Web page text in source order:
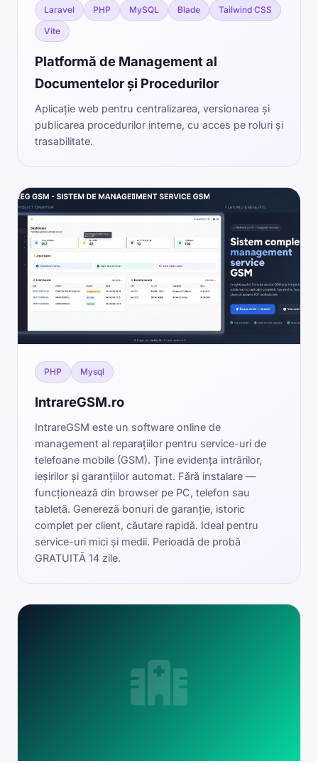
Laravel PHP MySQL Blade
Tailwind CSS
Vite
Platformă de Management al
Documentelor și Procedurilor
Aplicație web pentru centralizarea, versionarea și
publicarea procedurilor interne, cu acces pe roluri și
trasabilitate.
PHP Mysql
IntrareGSM.ro
IntrareGSM este un software online de
management al reparațiilor pentru service-uri de
telefoane mobile (GSM). Ține evidența intrărilor,
ieșirilor și garanțiilor automat. Fără instalare —
funcționează din browser pe PC, telefon sau
tabletă. Genereză bonuri de garanție, istoric
complet per client, căutare rapidă. Ideal pentru
service-uri mici și medii. Perioadă de probă
GRATUITĂ 14 zile.